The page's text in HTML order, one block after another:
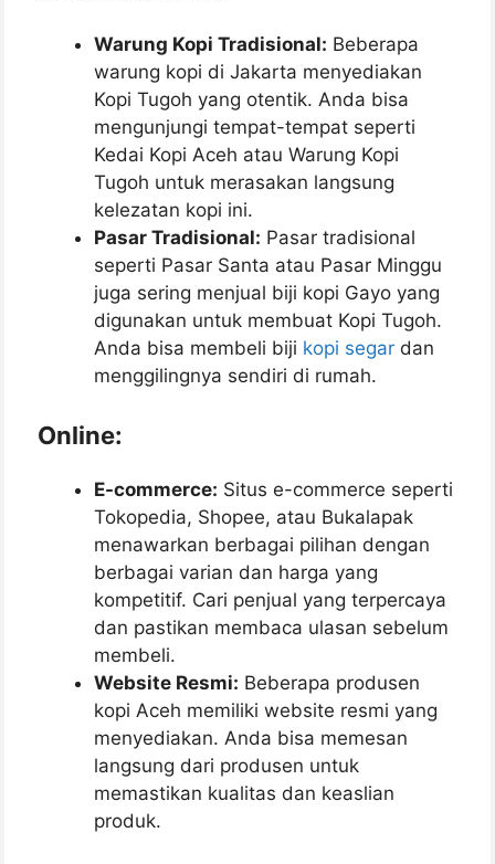
Warung Kopi Tradisional: Beberapa
warung kopi di Jakarta menyediakan
Kopi Tugoh yang otentik. Anda bisa
mengunjungi tempat-tempat seperti
Kedai Kopi Aceh atau Warung Kopi
Tugoh untuk merasakan langsung
kelezatan kopi ini.
Pasar Tradisional: Pasar tradisional
seperti Pasar Santa atau Pasar Minggu
juga sering menjual biji kopi Gayo yang
digunakan untuk membuat Kopi Tugoh.
Anda bisa membeli biji kopi segar dan
menggilingnya sendiri di rumah.
Online:
E-commerce: Situs e-commerce seperti
Tokopedia, Shopee, atau Bukalapak
menawarkan berbagai pilihan dengan
berbagai varian dan harga yang
kompetitif. Cari penjual yang terpercaya
dan pastikan membaca ulasan sebelum
membeli.
Website Resmi: Beberapa produsen
kopi Aceh memiliki website resmi yang
menyediakan. Anda bisa memesan
langsung dari produsen untuk
memastikan kualitas dan keaslian
produk.